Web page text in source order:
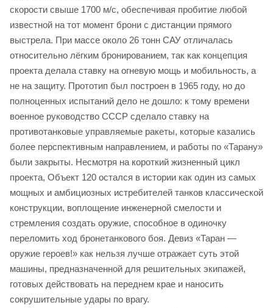
скорости свыше 1700 м/с, обеспечивая пробитие любой
известной на тот момент брони с дистанции прямого
выстрела. При массе около 26 тонн САУ отличалась
относительно лёгким бронированием, так как концепция
проекта делала ставку на огневую мощь и мобильность, а
не на защиту. Прототип был построен в 1965 году, но до
полноценных испытаний дело не дошло: к тому времени
военное руководство СССР сделало ставку на
противотанковые управляемые ракеты, которые казались
более перспективным направлением, и работы по «Тарану»
были закрыты. Несмотря на короткий жизненный цикл
проекта, Объект 120 остался в истории как один из самых
мощных и амбициозных истребителей танков классической
конструкции, воплощение инженерной смелости и
стремления создать оружие, способное в одиночку
переломить ход бронетанкового боя. Девиз «Таран —
оружие героев!» как нельзя лучше отражает суть этой
машины, предназначенной для решительных экипажей,
готовых действовать на переднем крае и наносить
сокрушительные удары по врагу.